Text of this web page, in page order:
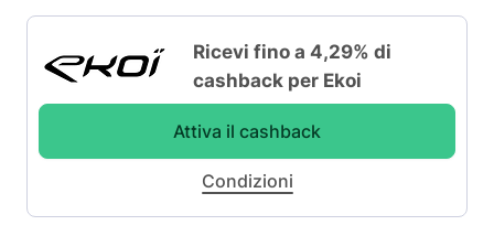
Ricevi fino a 4,29% di
cashback per Ekoi
Attiva il cashback
Condizioni